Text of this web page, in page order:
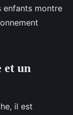
enfants montre
et un
il est